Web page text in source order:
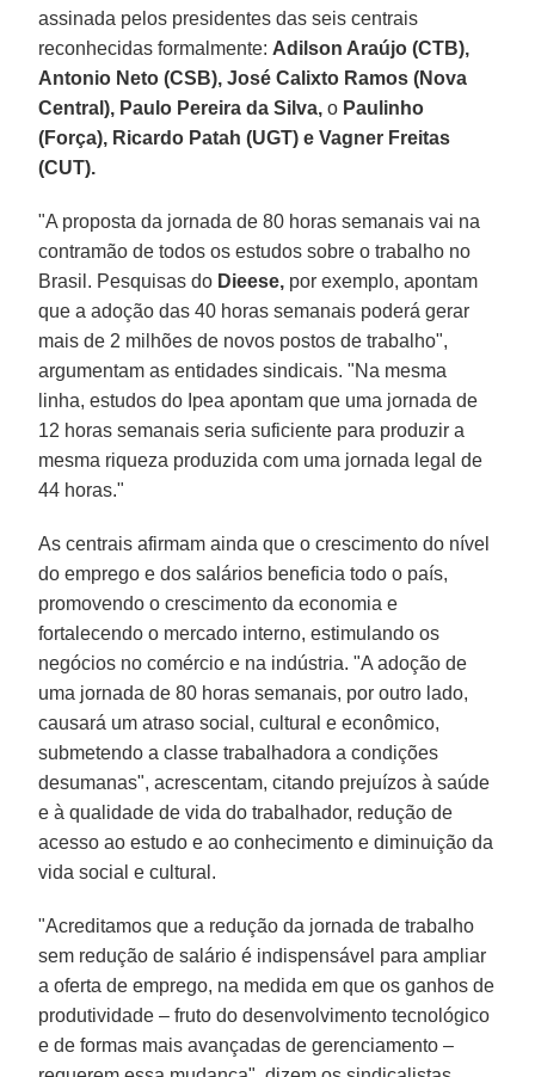
assinada pelos presidentes das seis centrais
reconhecidas formalmente: Adilson Araújo (CTB),
Antonio Neto (CSB), José Calixto Ramos (Nova
Central), Paulo Pereira da Silva,o Paulinho
(Força), Ricardo Patah (UGT) e Vagner Freitas
(CUT).
"A proposta da jornada de 80 horas semanais vai na
contramão de todos os estudos sobre o trabalho no
Brasil. Pesquisas do Dieese, por exemplo, apontam
que a adoção das 40 horas semanais poderá gerar
mais de 2 milhões de novos postos de trabalho",
argumentam as entidades sindicais. "Na mesma
linha, estudos do Ipea apontam que uma jornada de
12 horas semanais seria suficiente para produzir a
mesma riqueza produzida com uma jornada legal de
44 horas."
As centrais afirmam ainda que o crescimento do nível
do emprego e dos salários beneficia todo o país,
promovendo o crescimento da economia e
fortalecendo o mercado interno, estimulando os
negócios no comércio e na indústria. "A adoção de
uma jornada de 80 horas semanais, por outro lado,
causará um atraso social, cultural e econômico,
submetendo a classe trabalhadora a condições
desumanas", acrescentam, citando prejuízos à saúde
e à qualidade de vida do trabalhador, redução de
acesso ao estudo e ao conhecimento e diminuição da
vida social e cultural.
"Acreditamos que a redução da jornada de trabalho
sem redução de salário é indispensável para ampliar
a oferta de emprego, na medida em que os ganhos de
produtividade – fruto do desenvolvimento tecnológico
e de formas mais avançadas de gerenciamento –